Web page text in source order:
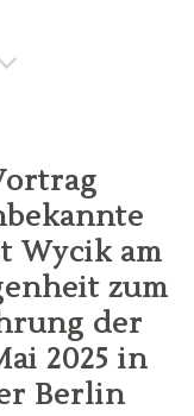
Wycik am
zum
der
2025 in
Berlin